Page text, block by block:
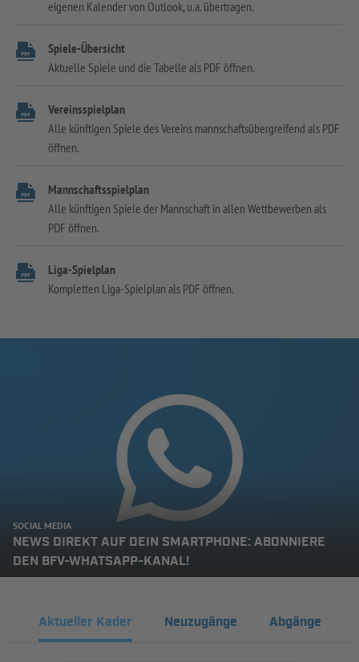
eigenen Kalender von Outlook, u.a. übertragen.
Spiele-Übersicht
Aktuelle Spiele und die Tabelle als PDF öffnen.
Vereinsspielplan
Alle künftigen Spiele des Vereins mannschaftsübergreifend als PDF
öffnen.
Mannschaftsspielplan
Alle künftigen Spiele der Mannschaft in allen Wettbewerben als
PDF öffnen.
Liga-Spielplan
Kompletten Liga-Spielplan als PDF öffnen.
SOCIAL MEDIA
NEWS DIREKT AUF DEIN SMARTPHONE: ABONNIERE
DEN BFV-WHATSAPP-KANAL!
Aktueller Kader Neuzugänge Abgänge